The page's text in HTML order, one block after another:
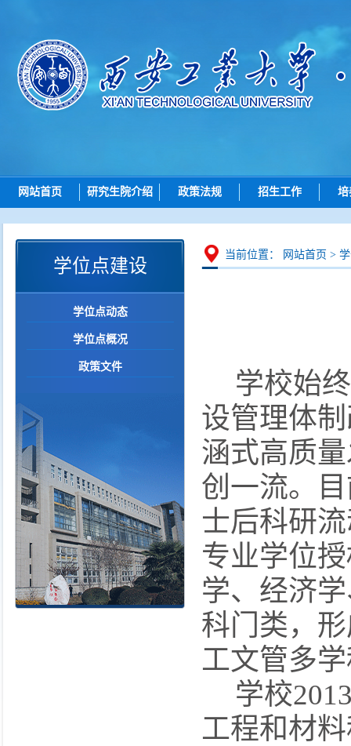
网站首页 研究生院介绍
研究生院简介
岗位职责
政策法规
总则
招生
培养
招生工作
招生动态
博士招生
硕士招生
培
研
学位点建设
学位点动态
学位点概况
政策文件
当前位置： 网站首页 >
学校始
设管理体
涵式高质
创一流。
士后科研
专业学位
学、经济
科门类，
工文管多
学校
工程和材